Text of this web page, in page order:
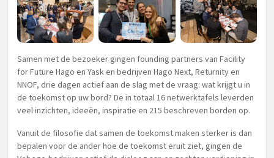
Samen met de bezoeker gingen founding partners van Facility
for Future Hago en Yask en bedrijven Hago Next, Returnity en
NNOF, drie dagen actief aan de slag met de vraag: wat krijgt u in
de toekomst op uw bord? De in totaal 16 netwerktafels leverden
veel inzichten, ideeën, inspiratie en 215 beschreven borden op.
Vanuit de filosofie dat samen de toekomst maken sterker is dan
bepalen voor de ander hoe de toekomst eruit ziet, gingen de